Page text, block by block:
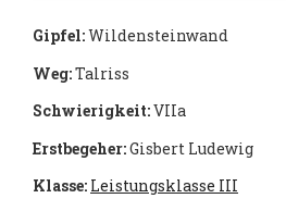
Gipfel:Wildensteinwand
Weg:Talriss
Schwierigkeit:VIIa
Erstbegeher:Gisbert Ludewig
Klasse: Leistungsklasse III